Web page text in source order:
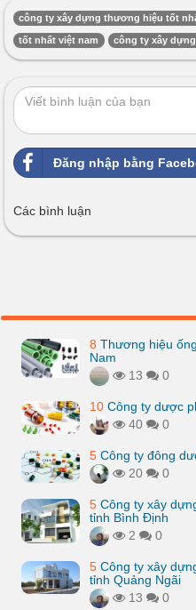
công ty xây dựng thương hiệu tốt
tốt nhất việt nam công ty xây
Đăng nhập bằng
Các bình luận
8 Thương hiệu
Nam
13
0
10 Công ty dược
40
0
5 Công ty đông
20
0
5 Công ty xây
tỉnh Bình Định
2
0
5 Công ty xây
tỉnh Quảng Ngãi
13
0